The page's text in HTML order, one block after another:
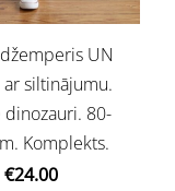
UN
ar siltinājumu.
dinozauri. 80-
Komplekts.
€24.00